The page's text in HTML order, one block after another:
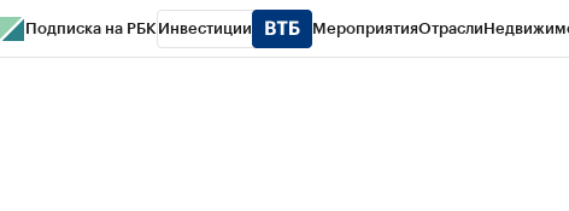
Подписка на РБК Инвестиции МероприятияОтрасли